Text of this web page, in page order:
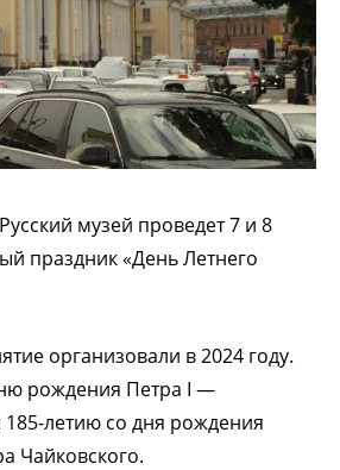
музей проведет 7 и 8
праздник «День Летнего
организовали в 2024 году.
рождения Петра I —
185-летию со дня рождения
Чайковского.